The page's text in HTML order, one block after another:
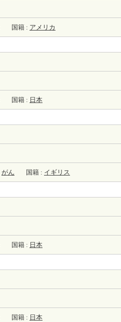
国籍 : アメリカ
国籍 : 日本
がん 国籍 : イギリス
国籍 : 日本
国籍 : 日本